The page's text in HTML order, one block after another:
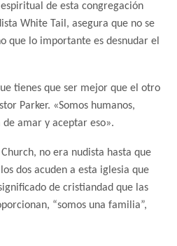
de esta congregación
White Tail, asegura que no se
que lo importante es desnudar el
tienes que ser mejor que el otro
Parker. «Somos humanos,
amar y aceptar eso».
no era nudista hasta que
dos acuden a esta iglesia que
de cristiandad que las
“somos una familia”,